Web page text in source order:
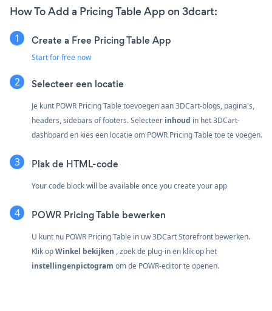
How To Add a Pricing Table App on 3dcart:
Create a Free Pricing Table App
Start for free now
Selecteer een locatie
Je kunt POWR Pricing Table toevoegen aan 3DCart-blogs, pagina's,
headers, sidebars of footers. Selecteer inhoud in het 3DCart-
dashboard en kies een locatie om POWR Pricing Table toe te voegen.
Plak de HTML-code
Your code block will be available once you create your app
POWR Pricing Table bewerken
U kunt nu POWR Pricing Table in uw 3DCart Storefront bewerken.
Klik opWinkel bekijken , zoek de plug-in en klik op het
instellingenpictogram om de POWR-editor te openen.